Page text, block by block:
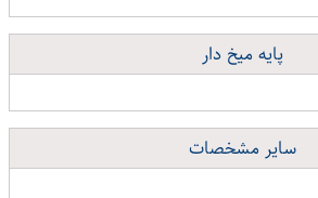
پایه میخ دار
سایر مشخصات